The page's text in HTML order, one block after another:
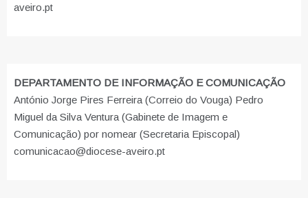
aveiro.pt
DEPARTAMENTO DE INFORMAÇÃO E COMUNICAÇÃO
António Jorge Pires Ferreira (Correio do Vouga) Pedro
Miguel da Silva Ventura (Gabinete de Imagem e
Comunicação) por nomear (Secretaria Episcopal)
comunicacao@diocese-aveiro.pt